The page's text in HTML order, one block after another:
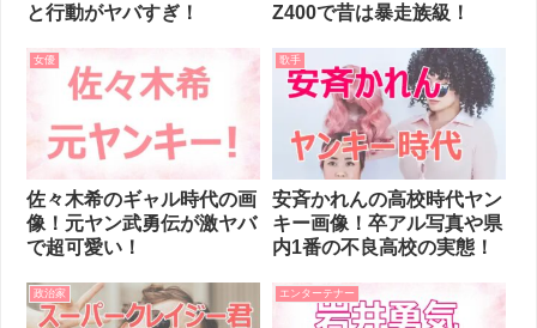
と行動がヤバすぎ！
Z400で昔は暴走族級！
女優
佐々木希のギャル時代の画
像！元ヤン武勇伝が激ヤバ
で超可愛い！
歌手
安斉かれんの高校時代ヤン
キー画像！卒アル写真や県
内1番の不良高校の実態！
政治家 エンターテナー